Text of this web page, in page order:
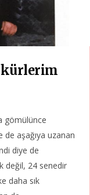
gömülünce
de aşağıya uzanan
diye de
değil, 24 senedir
daha sık